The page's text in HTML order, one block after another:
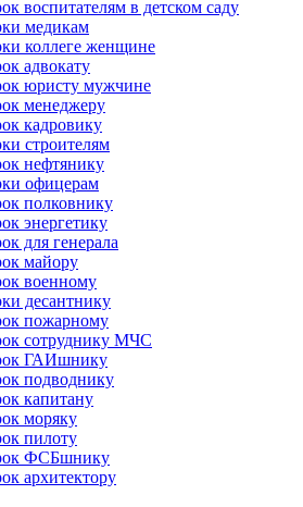
воспитателям в детском саду
медикам
коллеге женщине
адвокату
юристу мужчине
менеджеру
кадровику
строителям
нефтянику
офицерам
полковнику
энергетику
для генерала
майору
военному
десантнику
пожарному
сотруднику МЧС
ГАИшнику
подводнику
капитану
моряку
пилоту
ФСБшнику
архитектору